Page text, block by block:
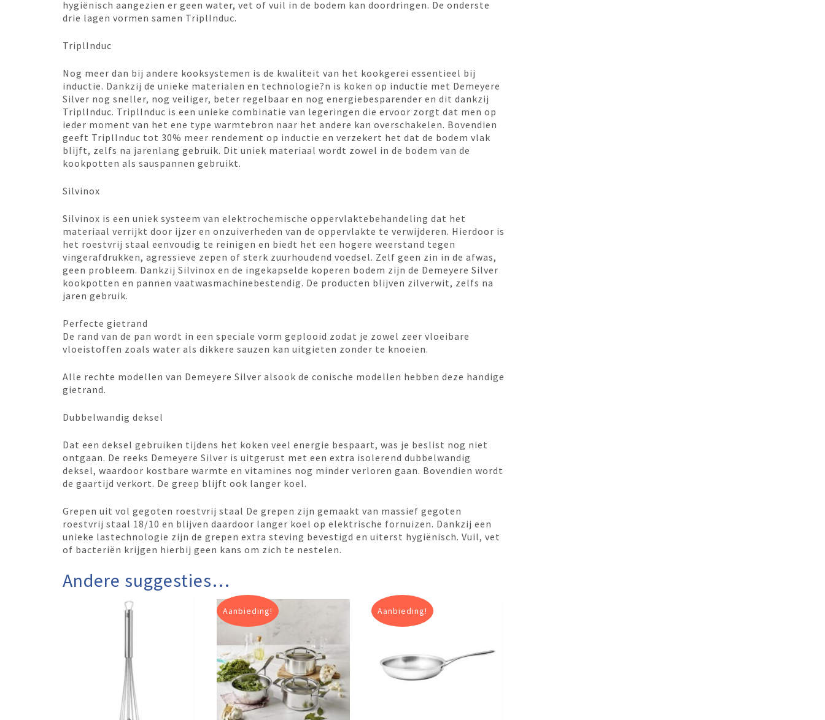
hygiënisch aangezien er geen water, vet of vuil in de bodem kan doordringen. De onderste
drie lagen vormen samen TriplInduc.
TriplInduc
Nog meer dan bij andere kooksystemen is de kwaliteit van het kookgerei essentieel bij
inductie. Dankzij de unieke materialen en technologie?n is koken op inductie met Demeyere
Silver nog sneller, nog veiliger, beter regelbaar en nog energiebesparender en dit dankzij
TriplInduc. TriplInduc is een unieke combinatie van legeringen die ervoor zorgt dat men op
ieder moment van het ene type warmtebron naar het andere kan overschakelen. Bovendien
geeft TriplInduc tot 30% meer rendement op inductie en verzekert het dat de bodem vlak
blijft, zelfs na jarenlang gebruik. Dit uniek materiaal wordt zowel in de bodem van de
kookpotten als sauspannen gebruikt.
Silvinox
Silvinox is een uniek systeem van elektrochemische oppervlaktebehandeling dat het
materiaal verrijkt door ijzer en onzuiverheden van de oppervlakte te verwijderen. Hierdoor is
het roestvrij staal eenvoudig te reinigen en biedt het een hogere weerstand tegen
vingerafdrukken, agressieve zepen of sterk zuurhoudend voedsel. Zelf geen zin in de afwas,
geen probleem. Dankzij Silvinox en de ingekapselde koperen bodem zijn de Demeyere Silver
kookpotten en pannen vaatwasmachinebestendig. De producten blijven zilverwit, zelfs na
jaren gebruik.
Perfecte gietrand
De rand van de pan wordt in een speciale vorm geplooid zodat je zowel zeer vloeibare
vloeistoffen zoals water als dikkere sauzen kan uitgieten zonder te knoeien.
Alle rechte modellen van Demeyere Silver alsook de conische modellen hebben deze handige
gietrand.
Dubbelwandig deksel
Dat een deksel gebruiken tijdens het koken veel energie bespaart, was je beslist nog niet
ontgaan. De reeks Demeyere Silver is uitgerust met een extra isolerend dubbelwandig
deksel, waardoor kostbare warmte en vitamines nog minder verloren gaan. Bovendien wordt
de gaartijd verkort. De greep blijft ook langer koel.
Grepen uit vol gegoten roestvrij staal De grepen zijn gemaakt van massief gegoten
roestvrij staal 18/10 en blijven daardoor langer koel op elektrische fornuizen. Dankzij een
unieke lastechnologie zijn de grepen extra steving bevestigd en uiterst hygiënisch. Vuil, vet
of bacteriën krijgen hierbij geen kans om zich te nestelen.
Andere suggesties…
Aanbieding! Aanbieding!